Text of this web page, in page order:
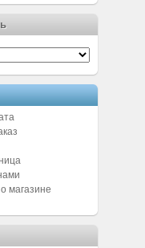
магазине